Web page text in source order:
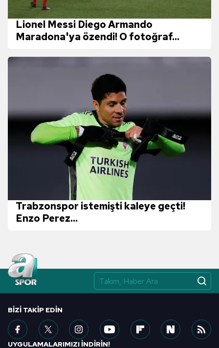
Lionel Messi Diego Armando
Maradona'ya özendi! O fotoğraf...
Trabzonspor istemişti kaleye geçti!
Enzo Perez...
BIZI TAKIP EDIN
UYGULAMALARIMIZI İNDİRİN!